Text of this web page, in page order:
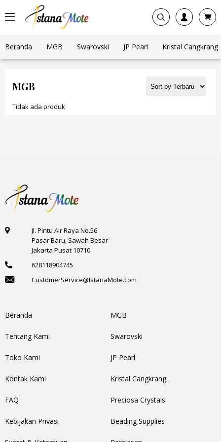
Beranda MGB Swarovski JP Pearl Kristal Cangkrang
MGB
Tidak ada produk
Jl. Pintu Air Raya No.56
Pasar Baru, Sawah Besar
Jakarta Pusat 10710
628118904745
CustomerService@IstanaMote.com
Beranda
Tentang Kami
Toko Kami
Kontak Kami
FAQ
Kebijakan Privasi
MGB
Swarovski
JP Pearl
Kristal Cangkrang
Preciosa Crystals
Beading Supplies